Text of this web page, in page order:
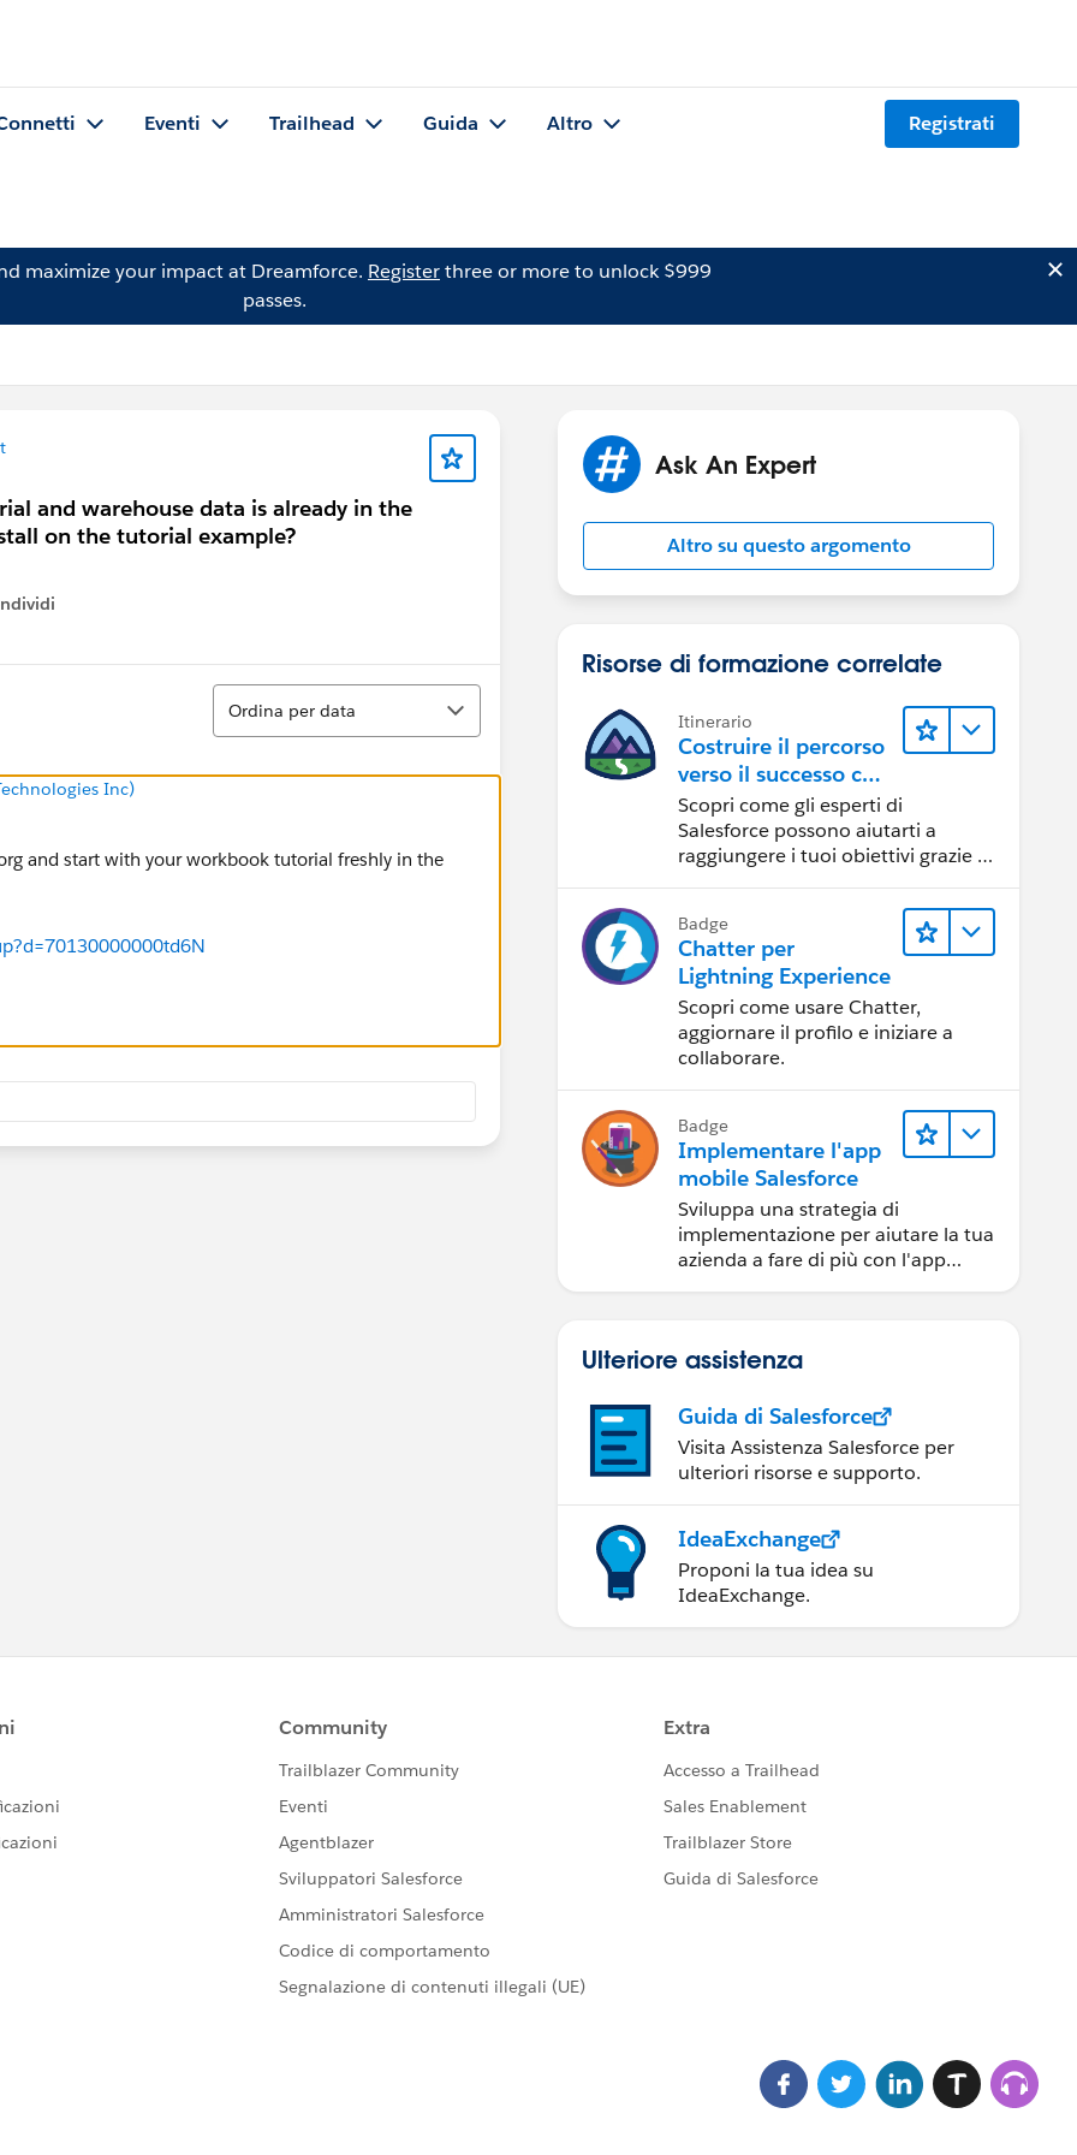
Eventi Trailhead Guida Altro Registrati
maximize your impact at Dreamforce. Registerthree or more to unlock $999
passes.
and warehouse data is already in the
on the tutorial example?
menu
Ordina
Ordina per data
Inc)
and start with your workbook tutorial freshly in the
Ask An Expert
Altro su questo argomento
Risorse di formazione correlate
Itinerario
Costruire il percorso
verso il successo con
l'IA con Salesforce
Scopri come gli esperti di
Salesforce possono aiutarti a
raggiungere i tuoi obiettivi grazie a
affidabili da CRM, Agentforce ed
esperti di dati.
Badge
Chatter per
Lightning Experience
Scopri come usare Chatter,
aggiornare il profilo e iniziare a
collaborare.
Badge
Implementare l'app
mobile Salesforce
Sviluppa una strategia di
implementazione per aiutare la tua
azienda a fare di più con l'app
Ulteriore assistenza
Guida di Salesforce
Visita Assistenza Salesforce per
ulteriori risorse e supporto.
IdeaExchange
Proponi la tua idea su
IdeaExchange.